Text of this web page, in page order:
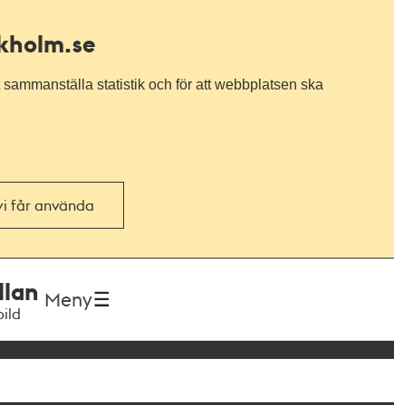
statistik och för att webbplatsen ska
får använda
Meny